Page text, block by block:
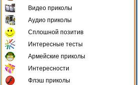
Видео приколы
Аудио приколы
Сплошной позитив
Интересные тесты
Армейские приколы
Интересности
Флэш приколы